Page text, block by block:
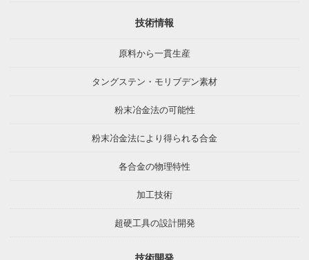
技術情報
原料から一貫生産
タングステン・モリブデン素材
粉末冶金法の可能性
粉末冶金法により得られる合金
各合金の物理特性
加工技術
超硬工具の設計開発
技術開発